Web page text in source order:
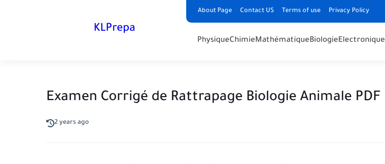
About Page Contact US Terms of use Privacy Policy
KLPrepa
PhysiqueChimieMathématiqueBiologieElectronique
Examen Corrigé de Rattrapage Biologie Animale PDF
2 years ago